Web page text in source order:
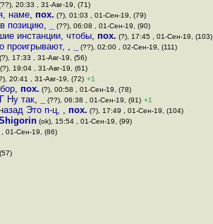
20:33 , 31-Авг-19, (71)
наме, пох. (?), 01:03 , 01-Сен-19, (79)
позицию, (??), 06:08 , 01-Сен-19, (90)
инстанции, чтобы, пох. (?), 17:45 , 01-Сен-19, (103)
проигрывают, , (??), 02:00 , 02-Сен-19, (111)
(?), 17:33 , 31-Авг-19, (56)
(?), 19:04 , 31-Авг-19, (61)
20:41 , 31-Авг-19, (72) +1
, пох. (?), 00:58 , 01-Сен-19, (78)
Ну так, (??), 06:38 , 01-Сен-19, (91) +1
Это п-ц, , пох. (?), 17:49 , 01-Сен-19, (104)
(ok), 15:54 , 01-Сен-19, (99)
01-Сен-19, (86)